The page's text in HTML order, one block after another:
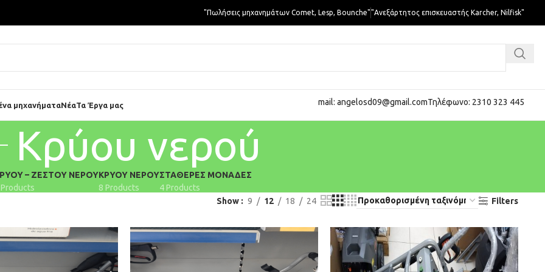
"Πωλήσεις μηχανημάτων Comet, Lesp, Bounche""Ανεξάρτητος επισκευαστής Karcher, Nilfisk"
μηχανήματαΝέαΤα Έργα μας mail: angelosd09@gmail.comΤηλέφωνο: 2310 323 445
Κρύου νερού
– ΖΕΣΤΟΎ ΝΕΡΟΎΚΡΎΟΥ ΝΕΡΟΎ
8 Products
ΣΤΑΘΕΡΈΣ ΜΟΝΆΔΕΣ
4 Products
Show 9 12 18 24 Filters